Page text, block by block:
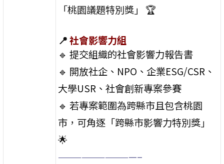
「桃園議題特別獎」 🏆
📍社會影響力組
🔹 提交組織的社會影響力報告書
🔹 開放社企、NPO、企業ESG/CSR、
大學USR、社會創新專案參賽
🔹 若專案範圍為跨縣市且包含桃園
市，可角逐「跨縣市影響力特別獎」
🌟
——————————–